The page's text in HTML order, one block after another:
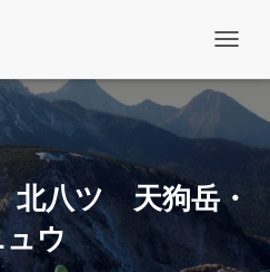
ゲ
切
え
八ツ 天狗岳・
ウ